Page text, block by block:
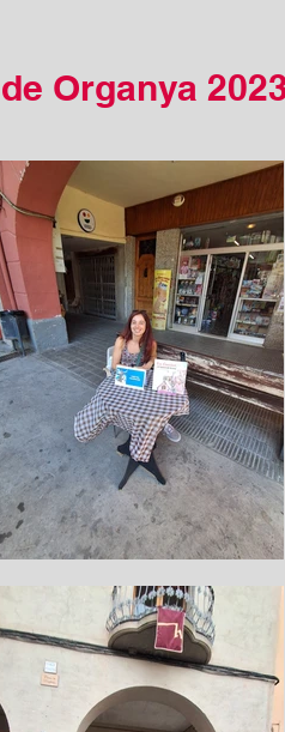
Organya